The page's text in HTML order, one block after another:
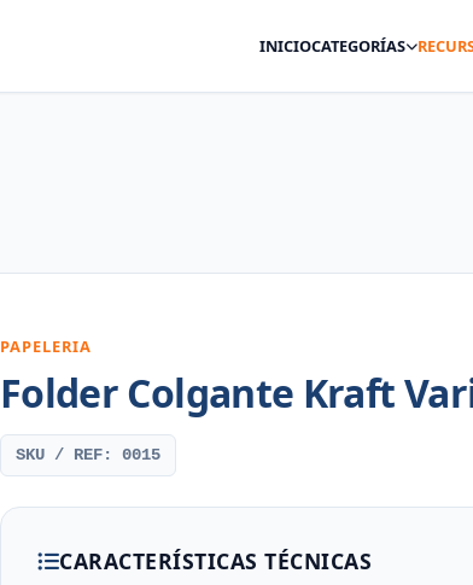
INICIOCATEGORÍAS
PAPELERIA
Folder Colgante Kraft
SKU / REF: 0015
CARACTERÍSTICAS TÉCNICAS